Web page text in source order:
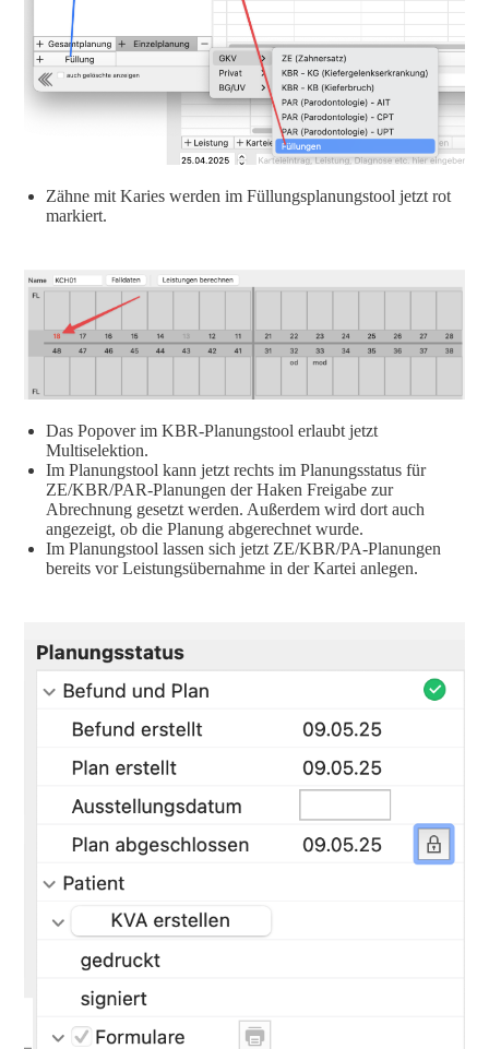
Zähne mit Karies werden im Füllungsplanungstool jetzt rot
markiert.
Das Popover im KBR-Planungstool erlaubt jetzt
Multiselektion.
Im Planungstool kann jetzt rechts im Planungsstatus für
ZE/KBR/PAR-Planungen der Haken Freigabe zur
Abrechnung gesetzt werden. Außerdem wird dort auch
angezeigt, ob die Planung abgerechnet wurde.
Im Planungstool lassen sich jetzt ZE/KBR/PA-Planungen
bereits vor Leistungsübernahme in der Kartei anlegen.